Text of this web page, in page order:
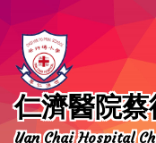
仁濟醫院
Yan Chai Hospital